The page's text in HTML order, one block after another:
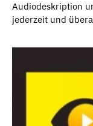
Audiodeskription
jederzeit und